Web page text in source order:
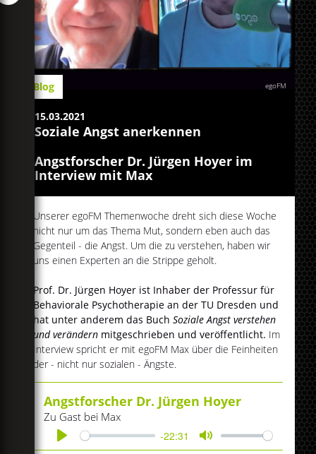
egoFM
Blog
15.03.2021
Soziale Angst anerkennen
Angstforscher Dr. Jürgen Hoyer im
Interview mit Max
Unserer egoFM Themenwoche dreht sich diese Woche
nicht nur um das Thema Mut, sondern eben auch das
Gegenteil - die Angst. Um die zu verstehen, haben wir
uns einen Experten an die Strippe geholt.
Prof. Dr. Jürgen Hoyer ist Inhaber der Professur für
Behaviorale Psychotherapie an der TU Dresden und
hat unter anderem das BuchSoziale Angst verstehen
und verändern mitgeschrieben und veröffentlicht. Im
Interview spricht er mit egoFM Max über die Feinheiten
der - nicht nur sozialen - Ängste.
Angstforscher Dr. Jürgen Hoyer
Zu Gast bei Max
Play
-22:31
Mute